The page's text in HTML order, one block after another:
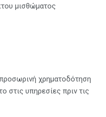
μισθώματος
χρηματοδότηση
στις υπηρεσίες πριν τις